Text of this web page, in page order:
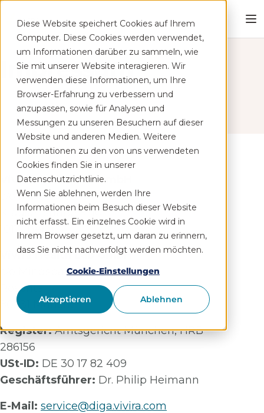
Diese Website speichert Cookies auf Ihrem
Computer. Diese Cookies werden verwendet,
um Informationen darüber zu sammeln, wie
Sie mit unserer Website interagieren. Wir
verwenden diese Informationen, um Ihre
Browser-Erfahrung zu verbessern und
anzupassen, sowie für Analysen und
Messungen zu unseren Besuchern auf dieser
Website und anderen Medien. Weitere
Informationen zu den von uns verwendeten
Cookies finden Sie in unserer
Datenschutzrichtlinie.
Wenn Sie ablehnen, werden Ihre
Informationen beim Besuch dieser Website
nicht erfasst. Ein einzelnes Cookie wird in
Ihrem Browser gesetzt, um daran zu erinnern,
dass Sie nicht nachverfolgt werden möchten.
Cookie-Einstellungen
Akzeptieren Ablehnen
Impressum
Vivira Health Lab GmbH
c/o Mindspace
Krausenstraße 9–10
10117 Berlin
Vivira Health Lab GmbH
c/o Mindspace
Rosental 7
80331 München
Register:Amtsgericht München, HRB
286156
USt-ID: DE 30 17 82 409
Geschäftsführer: Dr. Philip Heimann
E-Mail: service@diga.vivira.com